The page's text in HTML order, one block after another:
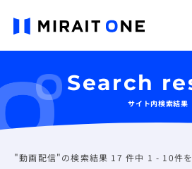
Search
サイト内検索結果
"動画配信"の検索結果 17 件中 1 - 10件